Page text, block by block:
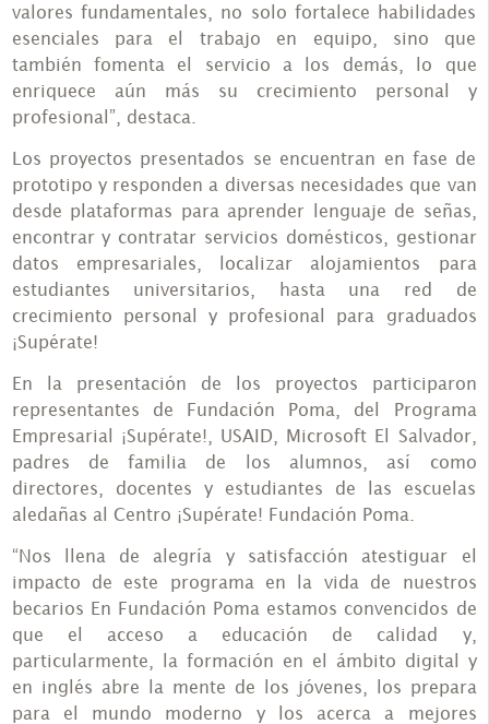
valores fundamentales, no solo fortalece habilidades
esenciales para el trabajo en equipo, sino que
también fomenta el servicio a los demás, lo que
enriquece aún más su crecimiento personal y
profesional”, destaca.
Los proyectos presentados se encuentran en fase de
prototipo y responden a diversas necesidades que van
desde plataformas para aprender lenguaje de señas,
encontrar y contratar servicios domésticos, gestionar
datos empresariales, localizar alojamientos para
estudiantes universitarios, hasta una red de
crecimiento personal y profesional para graduados
¡Supérate!
En la presentación de los proyectos participaron
representantes de Fundación Poma, del Programa
Empresarial ¡Supérate!, USAID, Microsoft El Salvador,
padres de familia de los alumnos, así como
directores, docentes y estudiantes de las escuelas
aledañas al Centro ¡Supérate! Fundación Poma.
“Nos llena de alegría y satisfacción atestiguar el
impacto de este programa en la vida de nuestros
becarios En Fundación Poma estamos convencidos de
que el acceso a educación de calidad y,
particularmente, la formación en el ámbito digital y
en inglés abre la mente de los jóvenes, los prepara
para el mundo moderno y los acerca a mejores